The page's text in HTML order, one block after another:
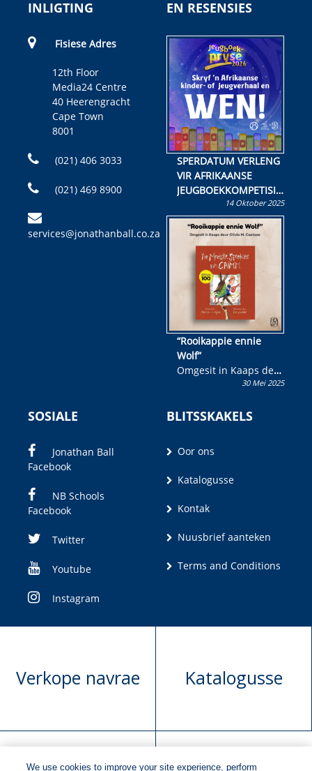
INLIGTING
Fisiese Adres
12th Floor
Media24 Centre
40 Heerengracht
Cape Town
8001
(021) 406 3033
(021) 469 8900
services@jonathanball.co.za
EN RESENSIES
SPERDATUM VERLENG
VIR AFRIKAANSE
JEUGBOEKKOMPETISIE
Skryf ’n jeugboek of
kinderboek en staan ’n
kans om R50 000 te
wen!
14 Oktober 2025
“Rooikappie ennie
Wolf”
Omgesit in Kaaps deur
Olivia M. Coetzee30 Mei 2025
SOSIALE
Jonathan Ball
Facebook
NB Schools
Facebook
Twitter
Youtube
Instagram
BLITSSKAKELS
Oor ons
Katalogusse
Kontak
Nuusbrief aanteken
Terms and Conditions
Verkope navrae Katalogusse
We use cookies to improve your site experience, perform